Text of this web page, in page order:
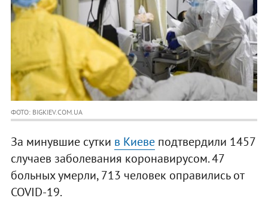
ФОТО: BIGKIEV.COM.UA
За минувшие сутки в Киевеподтвердили 1457
случаев заболевания коронавирусом. 47
больных умерли, 713 человек оправились от
COVID-19.